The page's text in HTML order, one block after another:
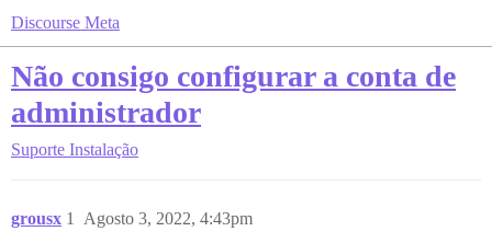
Discourse Meta
Não consigo configurar a conta de
administrador
Suporte Instalação
grousx Agosto 3, 2022, 4:43pm
1